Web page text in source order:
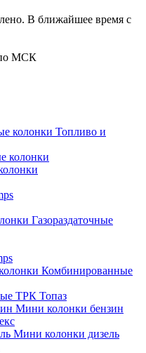
В ближайшее время с
МСК
Топливо и
Газораздаточные
Комбинированные
ТРК Топаз
Мини колонки бензин
Мини колонки дизель